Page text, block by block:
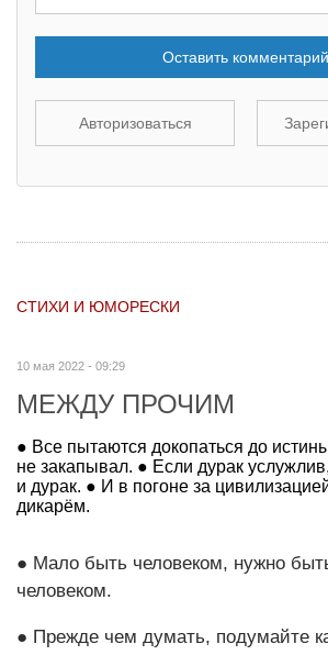
Оставить комментарий
Авторизоваться
СТИХИ И ЮМОРЕСКИ
10 мая 2022 - 09:29
МЕЖДУ ПРОЧИМ
● Все пытаются докопаться до
не закапывал. ● Если дурак
и дурак. ● И в погоне за
дикарём.
● Мало быть человеком, нужно
человеком.
● Прежде чем думать, подумайте